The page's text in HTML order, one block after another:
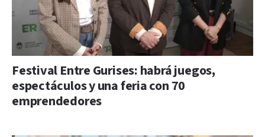
Festival Entre Gurises: habrá juegos,
espectáculos y una feria con 70
emprendedores